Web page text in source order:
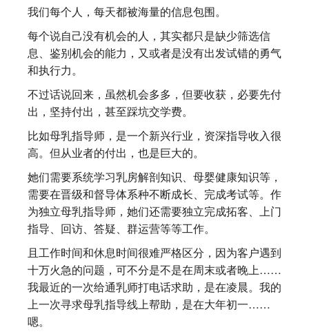
我们每个人，每天都被海量的信息包围。
每个说自己没有机会的人，其实都只是缺少筛选信
息、鉴别机会的能力，又或者是没有出发试错的勇气
和执行力。
不过话说回来，虽然机会多多，但要收获，必要先付
出，坚持付出，甚至踩坑交学费。
比如母乳指导师，是一个新兴行业，资深指导收入很
高。但从业者的付出，也是巨大的。
她们需要系统学习乳房解剖知识、母婴健康知识等，
需要在晋级和督导体系种不断成长、完成考试等。作
为独立母乳指导师，她们还需要独立完成拓客、上门
指导、回访、答疑、群运营等等工作。
且工作时间和休息时间很难严格区分，因为客户遇到
十万火急的问题，可不分是不是在周末或者晚上……
我最近的一次给通乳师打电话求助，是在凌晨。我的
上一次寻求母乳指导线上帮助，是在大年初一……
嗯。